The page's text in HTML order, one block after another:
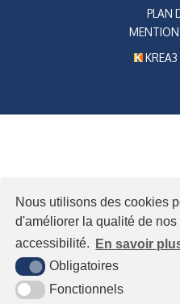
Nous utilisons des cookies
d'améliorer la qualité de
accessibilité.
En savoir
Obligatoires
Fonctionnels
PLAN
KREA3